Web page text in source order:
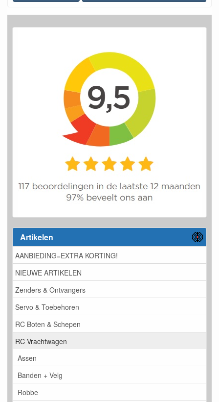
Artikelen
AANBIEDING=EXTRA KORTING!
NIEUWE ARTIKELEN
Zenders & Ontvangers
Servo & Toebehoren
RC Boten & Schepen
RC Vrachtwagen
Assen
Banden + Velg
Robbe